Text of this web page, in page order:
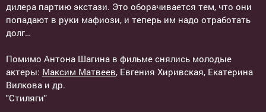
дилера партию экстази. Это оборачивается тем, что они
попадают в руки мафиози, и теперь им надо отработать
долг…
Помимо Антона Шагина в фильме снялись молодые
актеры: Максим Матвеев, Евгения Хиривская, Екатерина
Вилкова и др.
"Стиляги"